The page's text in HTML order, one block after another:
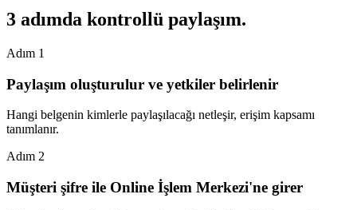
3 adımda kontrollü paylaşım.
Adım 1
Paylaşım oluşturulur ve yetkiler belirlenir
Hangi belgenin kimlerle paylaşılacağı netleşir, erişim kapsamı
tanımlanır.
Adım 2
Müşteri şifre ile Online İşlem Merkezi'ne girer